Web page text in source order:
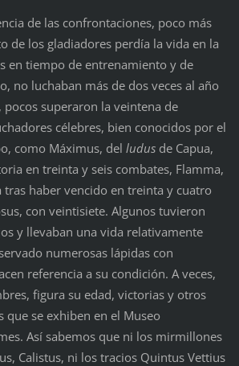
de las confrontaciones, poco más
de los gladiadores perdía la vida en la
en tiempo de entrenamiento y de
no luchaban más de dos veces al año
pocos superaron la veintena de
célebres, bien conocidos por el
como Máximus, del ludusde Capua,
en treinta y seis combates, Flamma,
haber vencido en treinta y cuatro
con veintisiete. Algunos tuvieron
y llevaban una vida relativamente
numerosas lápidas con
referencia a su condición. A veces,
figura su edad, victorias y otros
que se exhiben en el Museo
Así sabemos que ni los mirmillones
Calistus, ni los tracios Quintus Vettius